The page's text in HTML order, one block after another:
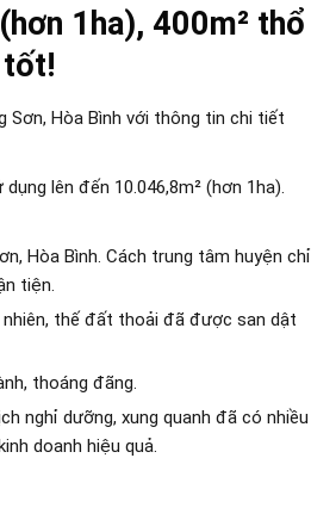
1ha), 400m² thổ
tốt!
Hòa Bình với thông tin chi tiết
lên đến 10.046,8m² (hơn 1ha).
Hòa Bình. Cách trung tâm huyện chỉ
tiện.
thế đất thoải đã được san dật
thoáng đãng.
nghỉ dưỡng, xung quanh đã có nhiều
doanh hiệu quả.